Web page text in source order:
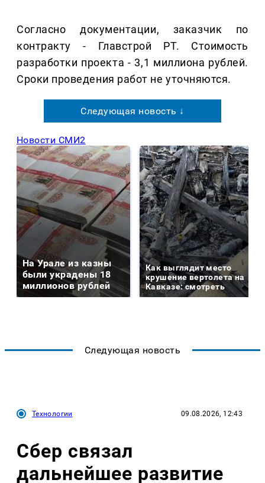
Согласно документации, заказчик по
контракту - Главстрой РТ. Стоимость
разработки проекта - 3,1 миллиона рублей.
Сроки проведения работ не уточняются.
Следующая новость ↓
Новости СМИ2
На Урале из казны
были украдены 18
миллионов рублей
Как выглядит место
крушение вертолета на
Кавказе: смотреть
Следующая новость
Технологии 09.08.2026, 12:43
Сбер связал
дальнейшее развитие